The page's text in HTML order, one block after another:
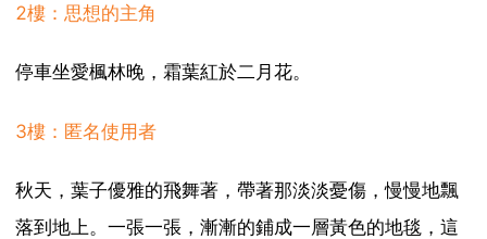
2樓：思想的主角
停車坐愛楓林晚，霜葉紅於二月花。
3樓：匿名使用者
秋天，葉子優雅的飛舞著，帶著那淡淡憂傷，慢慢地飄
落到地上。一張一張，漸漸的鋪成一層黃色的地毯，這